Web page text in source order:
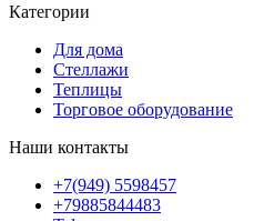
Категории
Для дома
Стеллажи
Теплицы
Торговое оборудование
Наши контакты
+7(949) 5598457
+79885844483